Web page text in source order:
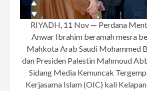
RIYADH, 11 Nov — Perdana
Anwar Ibrahim beramah mesra
Mahkota Arab Saudi Mohammed
dan Presiden Palestin Mahmoud
Sidang Media Kemuncak
Kerjasama Islam (OIC) kali